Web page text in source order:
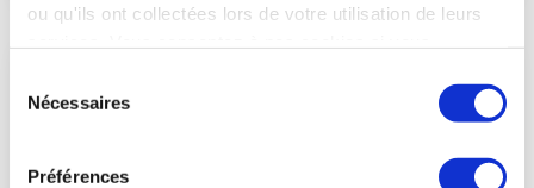
ou qu'ils ont collectées lors de votre utilisation de leurs
Nécessaires
Préférences
Economie circulaire, Safran 10 juil. 2026
Échanges sur le plateau TV de
BSMART 4Change